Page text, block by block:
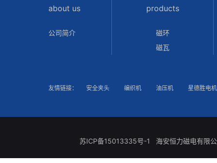
about us
公司简介
products
磁环
磁瓦
友情链接： 安全夹头 编织机 油压机 星德胜电机
苏ICP备15013335号-1 海安恒力磁电有限